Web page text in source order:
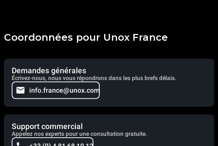
Coordonnées pour Unox France
Demandes générales
Écrivez-nous, nous vous répondrons dans les plus brefs délais.
info.france@unox.com
Support commercial
Appelez nos experts pour une consultation gratuite.